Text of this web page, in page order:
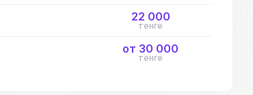
22 000
тенге
от 30 000
тенге